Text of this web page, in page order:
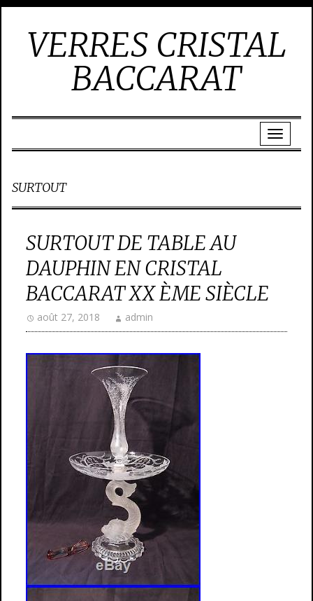
VERRES CRISTAL
BACCARAT
SURTOUT
SURTOUT DE TABLE AU
DAUPHIN EN CRISTAL
BACCARAT XX ÈME SIÈCLE
août 27, 2018 admin